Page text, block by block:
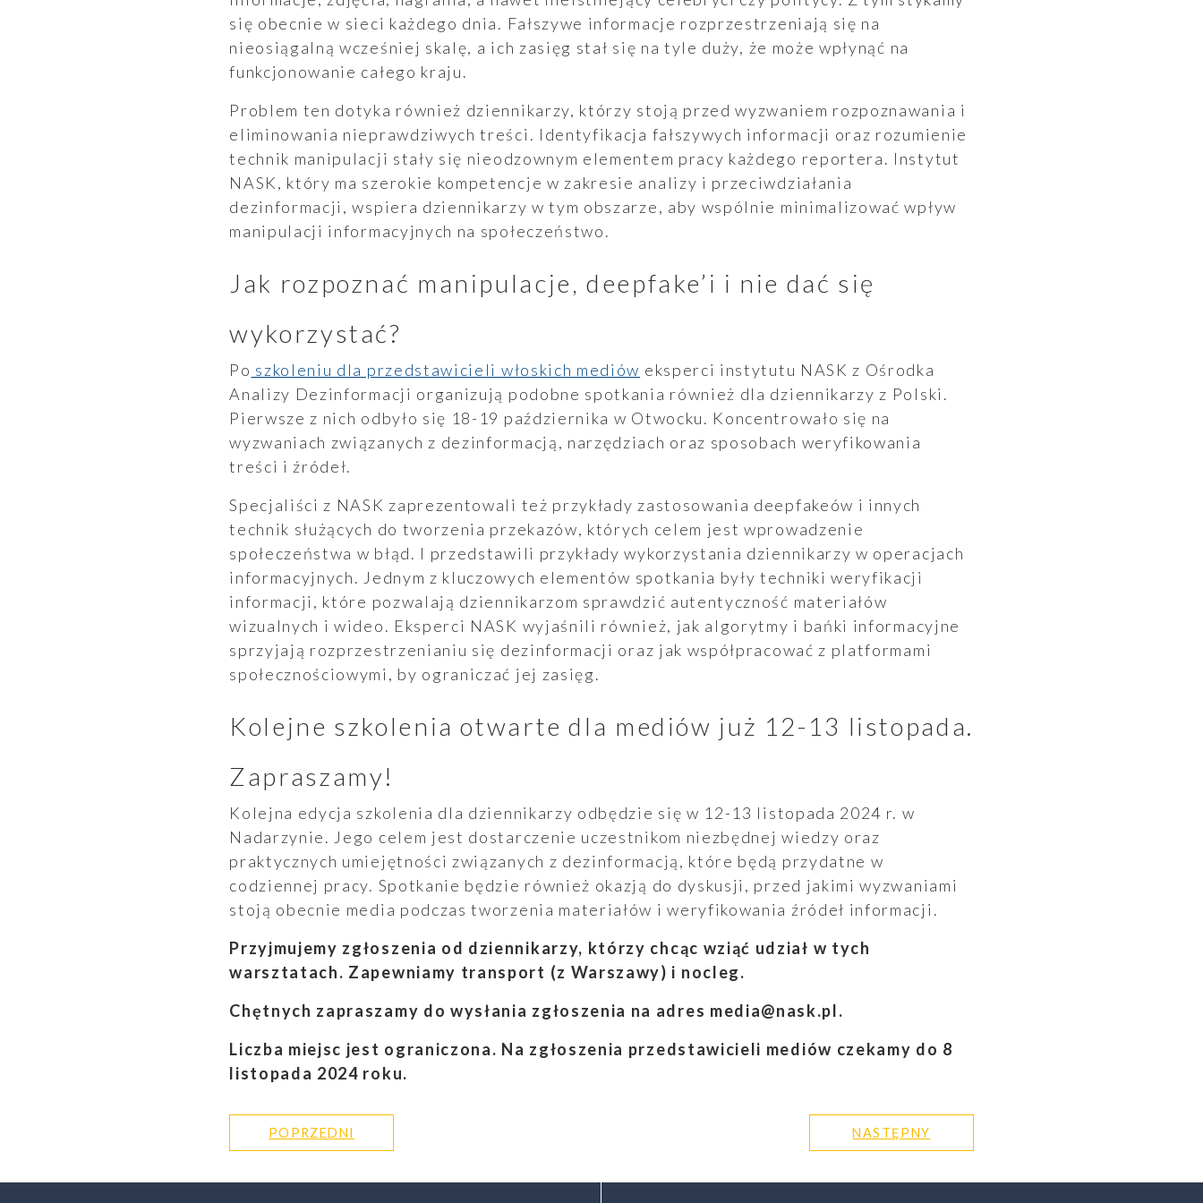
Wyszukiwanie
Wyszukiwarka
Raporty
Ogłoszenia
Aktualności
się obecnie w sieci każdego dnia. Fałszywe informacje rozprzestrzeniają się na
nieosiągalną wcześniej skalę, a ich zasięg stał się na tyle duży, że może wpłynąć na
funkcjonowanie całego kraju.
Problem ten dotyka również dziennikarzy, którzy stoją przed wyzwaniem rozpoznawania i
eliminowania nieprawdziwych treści. Identyfikacja fałszywych informacji oraz rozumienie
technik manipulacji stały się nieodzownym elementem pracy każdego reportera. Instytut
NASK, który ma szerokie kompetencje w zakresie analizy i przeciwdziałania
dezinformacji, wspiera dziennikarzy w tym obszarze, aby wspólnie minimalizować wpływ
manipulacji informacyjnych na społeczeństwo.
Jak rozpoznać manipulacje, deepfake’i i nie dać się
wykorzystać?
Po szkoleniu dla przedstawicieli włoskich mediów eksperci instytutu NASK z Ośrodka
Analizy Dezinformacji organizują podobne spotkania również dla dziennikarzy z Polski.
Pierwsze z nich odbyło się 18-19 października w Otwocku. Koncentrowało się na
wyzwaniach związanych z dezinformacją, narzędziach oraz sposobach weryfikowania
treści i źródeł.
Specjaliści z NASK zaprezentowali też przykłady zastosowania deepfakeów i innych
technik służących do tworzenia przekazów, których celem jest wprowadzenie
społeczeństwa w błąd. I przedstawili przykłady wykorzystania dziennikarzy w operacjach
informacyjnych. Jednym z kluczowych elementów spotkania były techniki weryfikacji
informacji, które pozwalają dziennikarzom sprawdzić autentyczność materiałów
wizualnych i wideo. Eksperci NASK wyjaśnili również, jak algorytmy i bańki informacyjne
sprzyjają rozprzestrzenianiu się dezinformacji oraz jak współpracować z platformami
społecznościowymi, by ograniczać jej zasięg.
Kolejne szkolenia otwarte dla mediów już 12-13 listopada.
Zapraszamy!
Kolejna edycja szkolenia dla dziennikarzy odbędzie się w 12-13 listopada 2024 r. w
Nadarzynie. Jego celem jest dostarczenie uczestnikom niezbędnej wiedzy oraz
praktycznych umiejętności związanych z dezinformacją, które będą przydatne w
codziennej pracy. Spotkanie będzie również okazją do dyskusji, przed jakimi wyzwaniami
stoją obecnie media podczas tworzenia materiałów i weryfikowania źródeł informacji.
Przyjmujemy zgłoszenia od dziennikarzy, którzy chcąc wziąć udział w tych
warsztatach. Zapewniamy transport (z Warszawy) i nocleg.
Chętnych zapraszamy do wysłania zgłoszenia na adres media@nask.pl.
Liczba miejsc jest ograniczona. Na zgłoszenia przedstawicieli mediów czekamy do 8
listopada 2024 roku.
POPRZEDNI NASTĘPNY